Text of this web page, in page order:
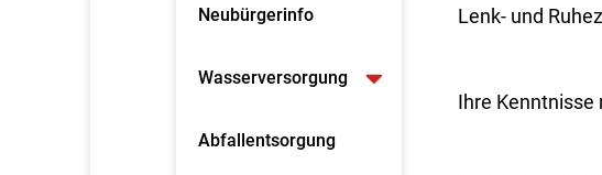
Neubürgerinfo
Wasserversorgung
Abfallentsorgung
Lenk- und
Ihre Kenntnisse